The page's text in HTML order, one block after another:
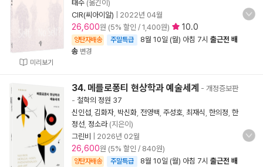
미리보기
태수 (옮긴이)
CIR(씨아이알)
2022년 04월
26,600원 (5% 할인 / 1,400원) 10.0
양탄자배송 주말특급 8월 10일 (월) 아침 7시 출근전 배
송 변경
34. 메를로퐁티 현상학과 예술세계 - 개정증보판
- 철학의 정원 37
신인섭 김화자 박신화 전영백 주성호 최재식 한의정 한
정선 정소라(지은이)
그린비
2026년 02월
26,600원 (5% 할인 / 840원)
양탄자배송 주말특급 8월 10일 (월) 아침 7시 출근전 배